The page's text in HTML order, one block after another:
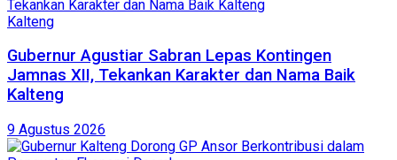
Kalteng
Gubernur Agustiar Sabran Lepas Kontingen
Jamnas XII, Tekankan Karakter dan Nama Baik
Kalteng
9 Agustus 2026